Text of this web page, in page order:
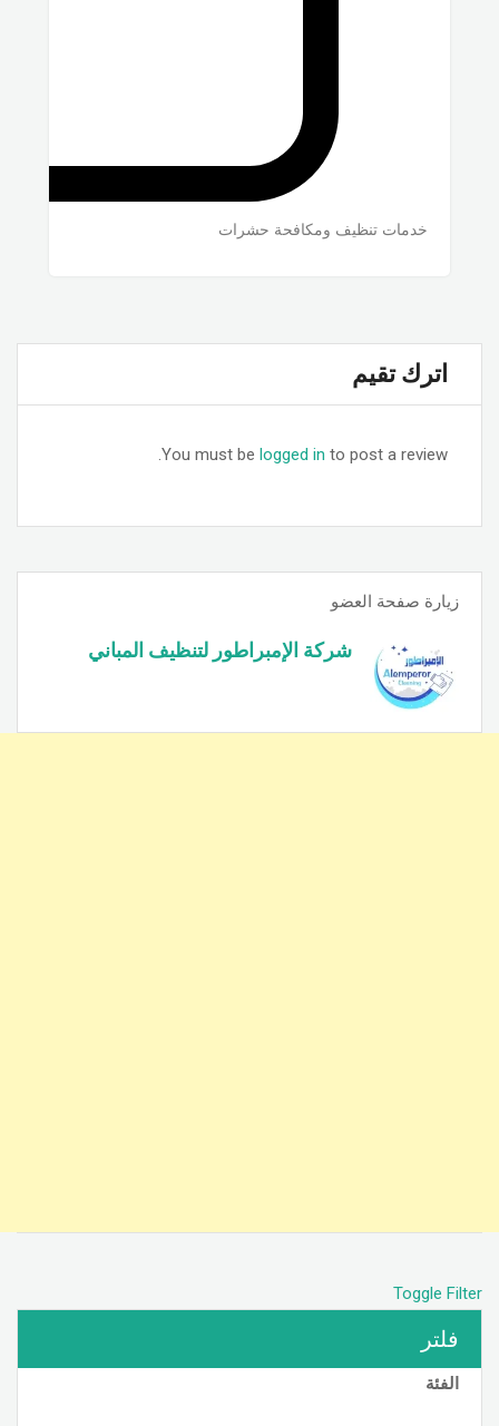
خدمات تنظيف ومكافحة حشرات
اترك تقيم
You must be logged in to post a review.
زيارة صفحة العضو
شركة الإمبراطور لتنظيف المباني
Toggle Filter
فلتر
الفئة